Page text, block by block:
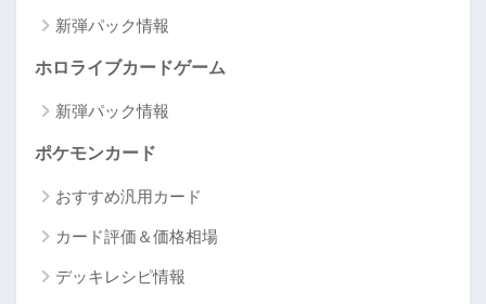
新弾パック情報
ホロライブカードゲーム
新弾パック情報
ポケモンカード
おすすめ汎用カード
カード評価＆価格相場
デッキレシピ情報